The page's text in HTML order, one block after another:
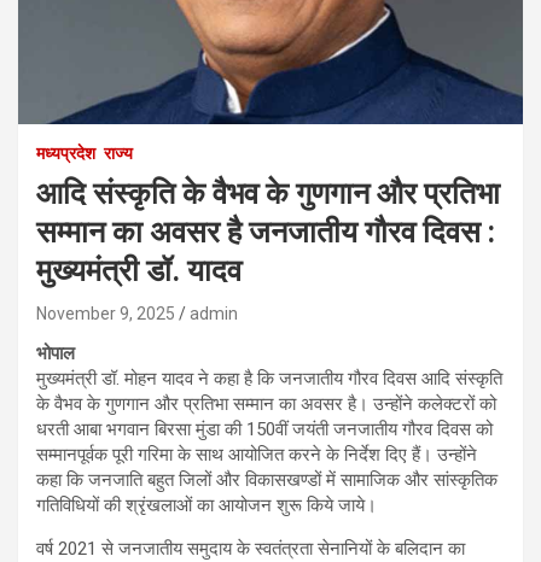
मध्यप्रदेश राज्य
आदि संस्कृति के वैभव के गुणगान और प्रतिभा
सम्मान का अवसर है जनजातीय गौरव दिवस :
मुख्यमंत्री डॉ. यादव
November 9, 2025 admin
भोपाल
मुख्यमंत्री डॉ. मोहन यादव ने कहा है कि जनजातीय गौरव दिवस आदि संस्कृति
के वैभव के गुणगान और प्रतिभा सम्मान का अवसर है। उन्होंने कलेक्टरों को
धरती आबा भगवान बिरसा मुंडा की 150वीं जयंती जनजातीय गौरव दिवस को
सम्मानपूर्वक पूरी गरिमा के साथ आयोजित करने के निर्देश दिए हैं। उन्होंने
कहा कि जनजाति बहुत जिलों और विकासखण्डों में सामाजिक और सांस्कृतिक
गतिविधियों की श्रृंखलाओं का आयोजन शुरू किये जाये।
वर्ष 2021 से जनजातीय समुदाय के स्वतंत्रता सेनानियों के बलिदान का